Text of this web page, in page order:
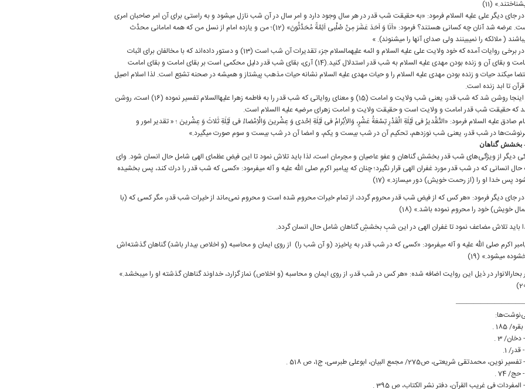
(11)
جای دیگر علی علیه ‏السلام فرمود: «به حقیقت شب قدر در هر سال وجود دارد و امر سال در آن شب نازل می‏شود و به راستی برای آن امر صاحبان امری
است. عرضه شد آنان چه كسانی هستند؟ فرمود: «اَنَا وَ اَحَدَ عَشَرَ مِنْ صُلْبی اَئِمَّةً مُحَدَّثُونَ» (12)؛ من و یازده امام از نسل من كه همه امامانی محدَّث
( ملائكه را نمی‏بینند ولی صدای آنها را می‏شنوند). »
و در برخی روایات آمده كه خود ولایت علی علیه ‏السلام و ائمه علیهم‏السلام جزء تقدیرات آن شب است (13) و دستور داده‌‏اند كه با مخالفان برای اثبات
امامت و بقای آن و زنده بودن مهدی علیه‏ السلام به شب قدر استدلال كنید.(14) آری، بقای شب قدر دلیل محكمی است بر بقای امامت و بقای امامت
می‏كند حیات و زنده بودن مهدی علیه ‏السلام را و حیات مهدی علیه ‏السلام نشانه حیات مذهب پیشتاز و همیشه در صحنه تشیّع است. لذا اسلام اصیل
تا ابد زنده است.
از اینجا روشن شد كه شب قدر، یعنی شب ولایت و امامت (15) و معنای روایاتی كه شب قدر را به فاطمه زهرا علیها‏السلام تفسیر نموده (16) است، روشن
كه حقیقت شب قدر امامت و ولایت است و حقیقت ولایت و امامت زهرای مرضیه علیه ا‏السلام است.
صادق علیه‏ السلام فرمود: «التَّقْدیرُ فی لَیْلَةِ الْقَدْرِ تِسْعَةُ عَشْرٍ، وَالاِْبْرامُ فی لَیْلَةِ اِحْدی وَ عِشْرینَ وَالْاِمْضاءُ فی لَیْلَةِ ثَلاثَ وَ عِشْرینَ ؛ « تقدیر امور و
در شب قدر، یعنی شب نوزدهم، تحكیم آن در شب بیست و یكم، و امضا ‏آن در شب بیست و سوم صورت می‏گیرد.»
دیگر از ویژگی‌های شب قدر بخشش گناهان و عفو عاصیان و مجرمان است، لذا باید تلاش نمود تا این فیض عظمای الهی شامل حال انسان شود. وای
حال انسانی كه در شب قدر مورد غفران الهی قرار نگیرد؛ چنان كه پیامبر اكرم صلی الله علیه و آله می‏فرمود: «كسی كه شب قدر را درك كند، پس بخشیده
پس خدا او را (از رحمت خویش) دور می‏سازد.» (17)
جای دیگر فرمود: «هر كس كه از فیض شب قدر محروم گردد، از تمام خیرات محروم شده است و محروم نمی‌‌ماند از خیرات شب قدر، مگر كسی كه (با
خویش) خود را محروم نموده باشد.» (18)
باید تلاش مضاعف نمود تا غفران الهی در این شبِ بخششِ گناهان شامل حال انسان گردد.
اكرم صلی الله علیه و آله می‏فرمود: «كسی كه در شب قدر به پاخیزد (و آن شب را) از روی ایمان و محاسبه (و اخلاص ‏بیدار باشد) گناهان گذشته‌‏اش
می‏شود.» (19)
بحارالانوار در ذیل این روایت اضافه شده: «هر كس در شب‏ قدر، از روی ایمان و محاسبه (و اخلاص) نماز گزارد، خداوند گناهان گذشته او را می‏بخشد.»